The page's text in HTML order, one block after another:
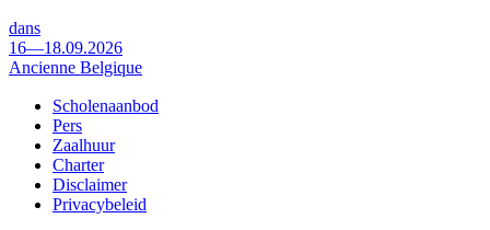
dans
16—18.09.2026
Ancienne Belgique
Footer
Scholenaanbod
Pers
Zaalhuur
Charter
Disclaimer
Privacybeleid